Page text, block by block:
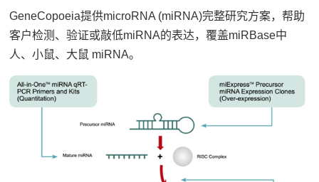
GeneCopoeia提供microRNA (miRNA)完整研究方案，帮助
客户检测、验证或敲低miRNA的表达，覆盖miRBase中
人、小鼠、大鼠 miRNA。